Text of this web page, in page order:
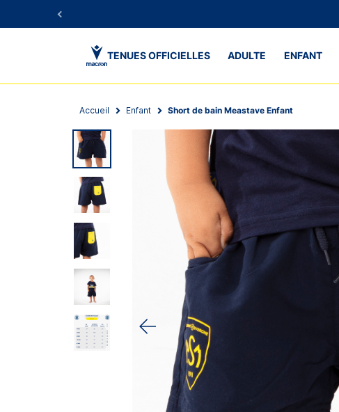
TENUES OFFICIELLES ADULTE ENFANT
Accueil Enfant Short de bain Meastave Enfant